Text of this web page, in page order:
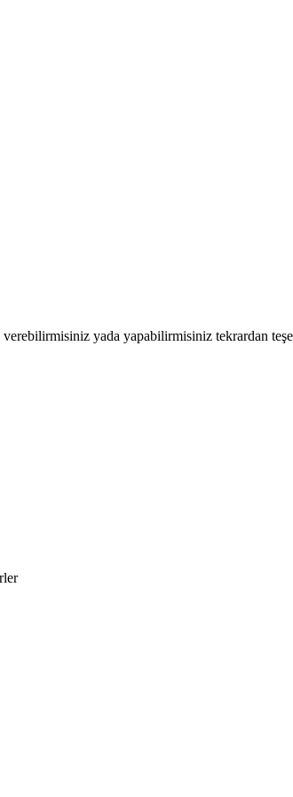
verebilirmisiniz yada yapabilirmisiniz tekrardan